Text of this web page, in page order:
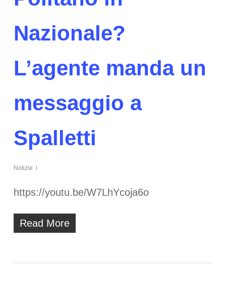
Nazionale?
L’agente manda un
messaggio a
Spalletti
Notizie
https://youtu.be/W7LhYcoja6o
Read More